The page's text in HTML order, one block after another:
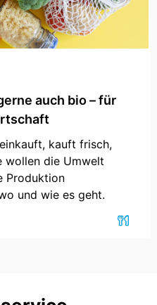
auch bio – für
kauft frisch,
wollen die Umwelt
Produktion
und wie es geht.